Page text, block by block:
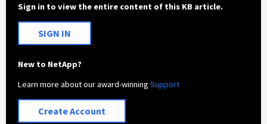
Sign in to view the entire content of this KB article.
SIGN IN
New to NetApp?
Learn more about our award-winningSupport
Create Account